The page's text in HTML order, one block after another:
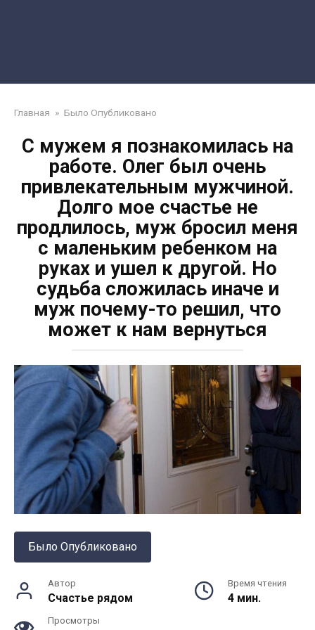
Главная » Было Опубликовано
С мужем я познакомилась на
работе. Олег был очень
привлекательным мужчиной.
Долго мое счастье не
продлилось, муж бросил меня
с маленьким ребенком на
руках и ушел к другой. Но
судьба сложилась иначе и
муж почему-то решил, что
может к нам вернуться
Было Опубликовано
Автор
Счастье рядом
Время чтения
4 мин.
Просмотры